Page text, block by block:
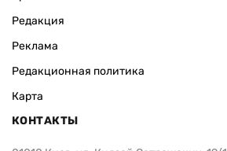
Редакция
Реклама
Редакционная политика
Карта
КОНТАКТЫ